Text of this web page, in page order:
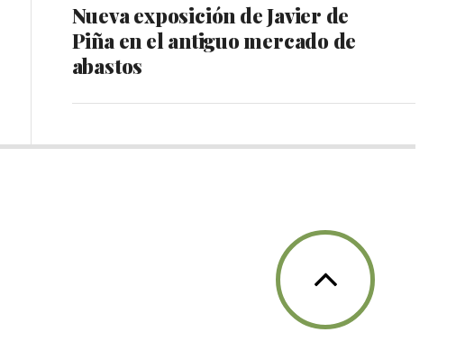
Nueva exposición de Javier de
Piña en el antiguo mercado de
abastos